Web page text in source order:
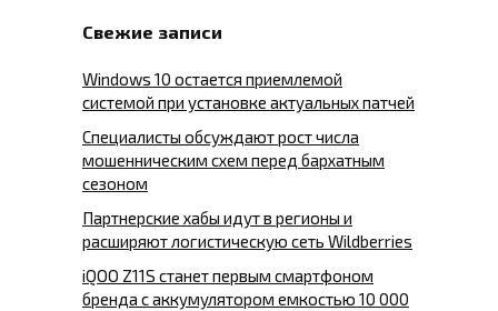
Свежие записи
Windows 10 остается приемлемой
системой при установке актуальных патчей
Специалисты обсуждают рост числа
мошенническим схем перед бархатным
сезоном
Партнерские хабы идут в регионы и
расширяют логистическую сеть Wildberries
iQOO Z11S станет первым смартфоном
бренда с аккумулятором емкостью 10 000